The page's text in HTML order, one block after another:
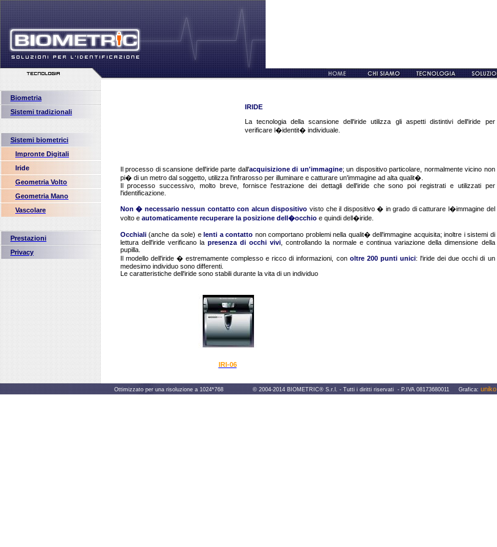
Biometria
Sistemi tradizionali
Sistemi biometrici
Impronte Digitali
Iride
Geometria Volto
Geometria Mano
Vascolare
Prestazioni
Privacy
IRIDE
La tecnologia della scansione dell'iride utilizza gli aspetti distintivi dell'iride per
verificare l�identit� individuale.
Il processo di scansione dell'iride parte dall'acquisizione di un'immagine; un dispositivo particolare, normalmente vicino non
pi� di un metro dal soggetto, utilizza l'infrarosso per illuminare e catturare un'immagine ad alta qualit�.
Il processo successivo, molto breve, fornisce l'estrazione dei dettagli dell'iride che sono poi registrati e utilizzati per
l'identificazione.
Non � necessario nessun contatto con alcun dispositivo visto che il dispositivo � in grado di catturare l�immagine del
volto e automaticamente recuperare la posizione dell�occhioe quindi dell�iride.
Occhiali(anche da sole) e lenti a contatto non comportano problemi nella qualit� dell'immagine acquisita; inoltre i sistemi di
lettura dell'iride verificano la presenza di occhi vivi, controllando la normale e continua variazione della dimensione della
pupilla.
Il modello dell'iride � estremamente complesso e ricco di informazioni, con oltre 200 punti unici: l'iride dei due occhi di un
medesimo individuo sono differenti.
Le caratteristiche dell'iride sono stabili durante la vita di un individuo
IRI-06
Ottimizzato per una risoluzione a 1024*768 © 2004-2014 BIOMETRIC® S.r.l. - Tutti i diritti riservati - P.IVA 08173680011 Grafica: uniko